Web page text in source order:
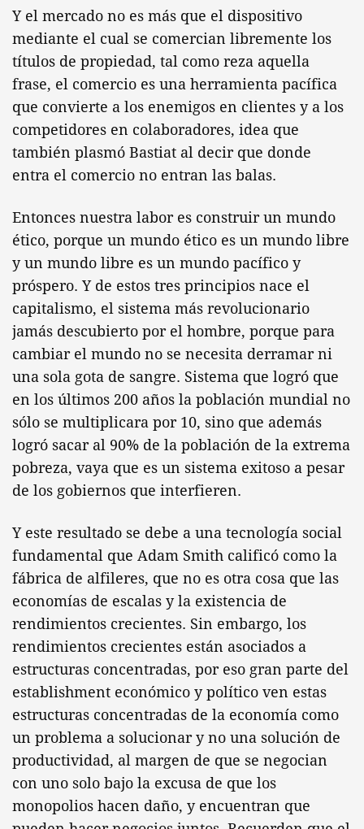
Y el mercado no es más que el dispositivo
mediante el cual se comercian libremente los
títulos de propiedad, tal como reza aquella
frase, el comercio es una herramienta pacífica
que convierte a los enemigos en clientes y a los
competidores en colaboradores, idea que
también plasmó Bastiat al decir que donde
entra el comercio no entran las balas.
Entonces nuestra labor es construir un mundo
ético, porque un mundo ético es un mundo libre
y un mundo libre es un mundo pacífico y
próspero. Y de estos tres principios nace el
capitalismo, el sistema más revolucionario
jamás descubierto por el hombre, porque para
cambiar el mundo no se necesita derramar ni
una sola gota de sangre. Sistema que logró que
en los últimos 200 años la población mundial no
sólo se multiplicara por 10, sino que además
logró sacar al 90% de la población de la extrema
pobreza, vaya que es un sistema exitoso a pesar
de los gobiernos que interfieren.
Y este resultado se debe a una tecnología social
fundamental que Adam Smith calificó como la
fábrica de alfileres, que no es otra cosa que las
economías de escalas y la existencia de
rendimientos crecientes. Sin embargo, los
rendimientos crecientes están asociados a
estructuras concentradas, por eso gran parte del
establishment económico y político ven estas
estructuras concentradas de la economía como
un problema a solucionar y no una solución de
productividad, al margen de que se negocian
con uno solo bajo la excusa de que los
monopolios hacen daño, y encuentran que